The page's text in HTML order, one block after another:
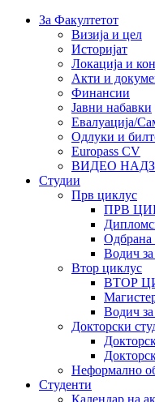
За Факултетот
Визија и цел
Историјат
Локација и
Акти и
Финансии
Јавни набавки
Евалуација/
Одлуки и
Europass CV
ВИДЕО
Студии
Прв циклус
ПРВ
Одбрана
Водич
Втор циклус
ВТОР
Водич
Докторски
Неформално
Студенти
Календар на